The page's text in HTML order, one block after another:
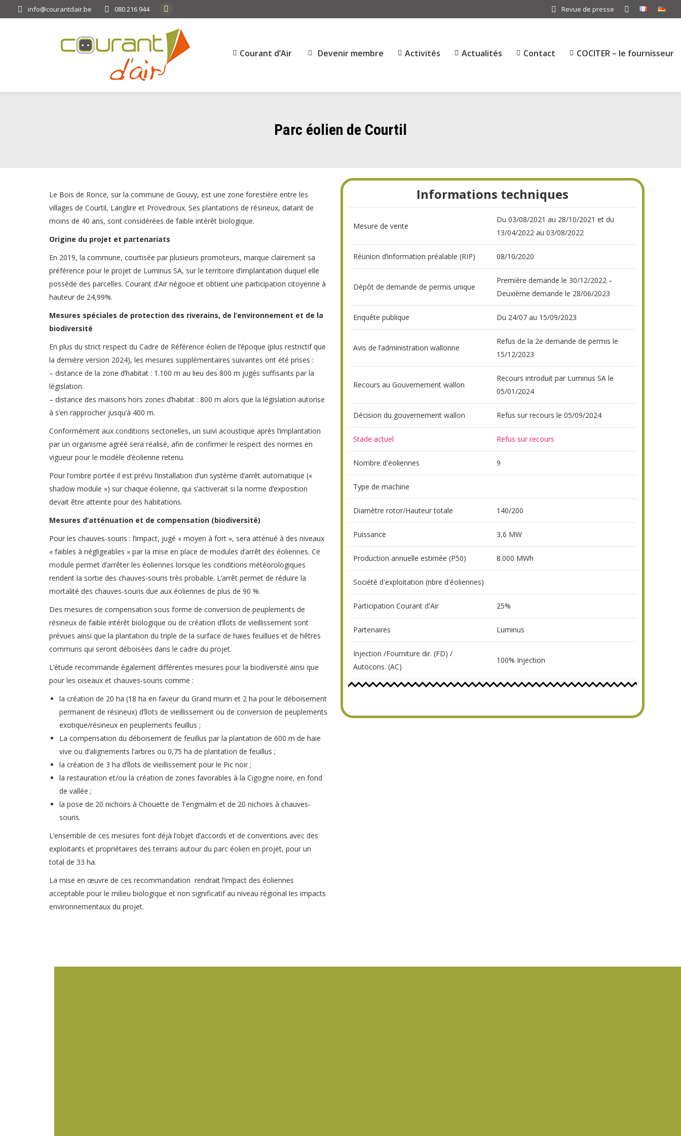
info@courantdair.be 080 216 944
page
opens
in
new
Revue de presse Search:
Courant d’Air Devenir membre Activités Actualités Contact COCITER – le fournisseur
Parc éolien de Courtil
Le Bois de Ronce, sur la commune de Gouvy, est une zone forestière entre les
villages de Courtil, Langlire et Provedroux. Ses plantations de résineux, datant de
moins de 40 ans, sont considérées de faible intérêt biologique.
Origine du projet et partenariats
En 2019, la commune, courtisée par plusieurs promoteurs, marque clairement sa
préférence pour le projet de Luminus SA, sur le territoire d’implantation duquel elle
possède des parcelles. Courant d’Air négocie et obtient une participation citoyenne à
hauteur de 24,99%.
Mesures spéciales de protection des riverains, de l’environnement et de la
biodiversité
En plus du strict respect du Cadre de Référence éolien de l’époque (plus restrictif que
la dernière version 2024), les mesures supplémentaires suivantes ont été prises :
– distance de la zone d’habitat : 1.100 m au lieu des 800 m jugés suffisants par la
législation.
– distance des maisons hors zones d’habitat : 800 m alors que la législation autorise
à s’en rapprocher jusqu’à 400 m.
Conformément aux conditions sectorielles, un suivi acoustique après l’implantation
par un organisme agréé sera réalisé, afin de confirmer le respect des normes en
vigueur pour le modèle d’éolienne retenu.
Pour l’ombre portée il est prévu l’installation d’un système d’arrêt automatique («
shadow module ») sur chaque éolienne, qui s’activerait si la norme d’exposition
devait être atteinte pour des habitations.
Mesures d’atténuation et de compensation (biodiversité)
Pour les chauves-souris : l’impact, jugé « moyen à fort », sera atténué à des niveaux
« faibles à négligeables » par la mise en place de modules d’arrêt des éoliennes. Ce
module permet d’arrêter les éoliennes lorsque les conditions météorologiques
rendent la sortie des chauves-souris très probable. L’arrêt permet de réduire la
mortalité des chauves-souris due aux éoliennes de plus de 90 %.
Des mesures de compensation sous forme de conversion de peuplements de
résineux de faible intérêt biologique ou de création d’îlots de vieillissement sont
prévues ainsi que la plantation du triple de la surface de haies feuillues et de hêtres
communs qui seront déboisées dans le cadre du projet.
L’étude recommande également différentes mesures pour la biodiversité ainsi que
pour les oiseaux et chauves-souris comme :
la création de 20 ha (18 ha en faveur du Grand murin et 2 ha pour le déboisement
permanent de résineux) d’îlots de vieillissement ou de conversion de peuplements
exotique/résineux en peuplements feuillus ;
La compensation du déboisement de feuillus par la plantation de 600 m de haie
vive ou d’alignements l’arbres ou 0,75 ha de plantation de feuillus ;
la création de 3 ha d’îlots de vieillissement pour le Pic noir ;
la restauration et/ou la création de zones favorables à la Cigogne noire, en fond
de vallée ;
la pose de 20 nichoirs à Chouette de Tengmalm et de 20 nichoirs à chauves-
souris.
L’ensemble de ces mesures font déjà l’objet d’accords et de conventions avec des
exploitants et propriétaires des terrains autour du parc éolien en projet, pour un
total de 33 ha.
La mise en œuvre de ces recommandation rendrait l’impact des éoliennes
acceptable pour le milieu biologique et non significatif au niveau régional les impacts
environnementaux du projet.
Informations techniques
Mesure de vente
Du 03/08/2021 au 28/10/2021 et du
13/04/2022 au 03/08/2022
Réunion d’information préalable (RIP) 08/10/2020
Dépôt de demande de permis unique
Première demande le 30/12/2022 –
Deuxième demande le 28/06/2023
Enquête publique Du 24/07 au 15/09/2023
Avis de l’administration wallonne
Refus de la 2e demande de permis le
15/12/2023
Recours au Gouvernement wallon
Recours introduit par Luminus SA le
05/01/2024
Décision du gouvernement wallon Refus sur recours le 05/09/2024
Stade actuel Refus sur recours
Nombre d'éoliennes 9
Type de machine
Diamètre rotor/Hauteur totale 140/200
Puissance 3,6 MW
Production annuelle estimée (P50) 8.000 MWh
Société d'exploitation (nbre d'éoliennes)
Participation Courant d'Air 25%
Partenaires Luminus
Injection /Fourniture dir. (FD) /
Autocons. (AC)
100% Injection